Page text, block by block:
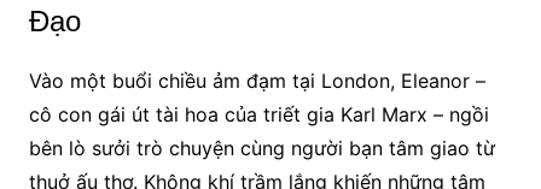
Đạo
Vào một buổi chiều ảm đạm tại London, Eleanor –
cô con gái út tài hoa của triết gia Karl Marx – ngồi
bên lò sưởi trò chuyện cùng người bạn tâm giao từ
thuở ấu thơ. Không khí trầm lắng khiến những tâm